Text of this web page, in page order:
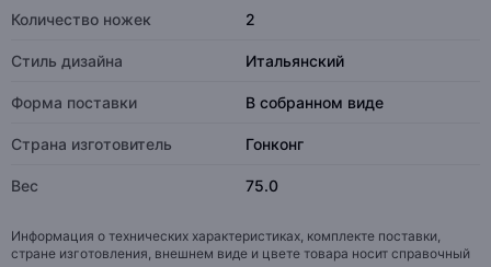
Количество ножек 2
Стиль дизайна Итальянский
Форма поставки В собранном виде
Страна изготовитель Гонконг
Вес 75.0
Информация о технических характеристиках, комплекте поставки,
стране изготовления, внешнем виде и цвете товара носит справочный